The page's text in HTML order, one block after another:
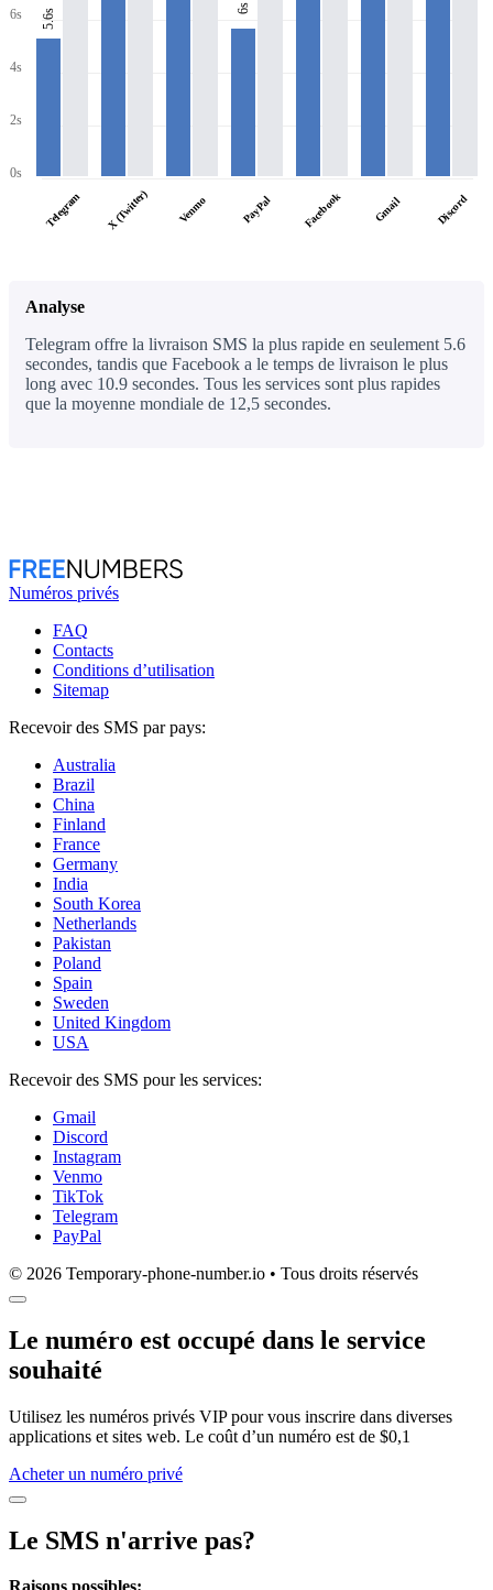
6s
4s
2s
0s
5.6s
Telegram X (Twitter) Venmo
6s
PayPal Facebook Gmail Discord
Analyse
Telegram offre la livraison SMS la plus rapide en seulement 5.6
secondes, tandis que Facebook a le temps de livraison le plus
long avec 10.9 secondes. Tous les services sont plus rapides
que la moyenne mondiale de 12,5 secondes.
Numéros privés
FAQ
Contacts
Conditions d’utilisation
Sitemap
Recevoir des SMS par pays:
Australia
Brazil
China
Finland
France
Germany
India
South Korea
Netherlands
Pakistan
Poland
Spain
Sweden
United Kingdom
USA
Recevoir des SMS pour les services:
Gmail
Discord
Instagram
Venmo
TikTok
Telegram
PayPal
© 2026 Temporary-phone-number.io • Tous droits réservés
Le numéro est occupé dans le service
souhaité
Utilisez les numéros privés VIP pour vous inscrire dans diverses
applications et sites web. Le coût d’un numéro est de $0,1
Acheter un numéro privé
Le SMS n'arrive pas?